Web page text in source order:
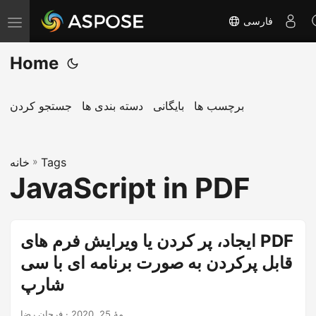
T
o
g
l
a
v
i
فارسی
Home
جستجو کردن دسته بندی ها بایگانی برچسب ها
خانه » Tags
JavaScript in PDF
ایجاد، پر کردن یا ویرایش فرم های PDF
قابل پرکردن به صورت برنامه ای با سی
شارپ